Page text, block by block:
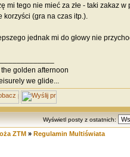
mi tego nie mieć za złe - taki zakaz
korzyści (gra na czas itp.).
jednak mi do głowy nie
golden afternoon
we glide...
Wyświetl posty z ostatnich:
ZTM» Regulamin Multiświata